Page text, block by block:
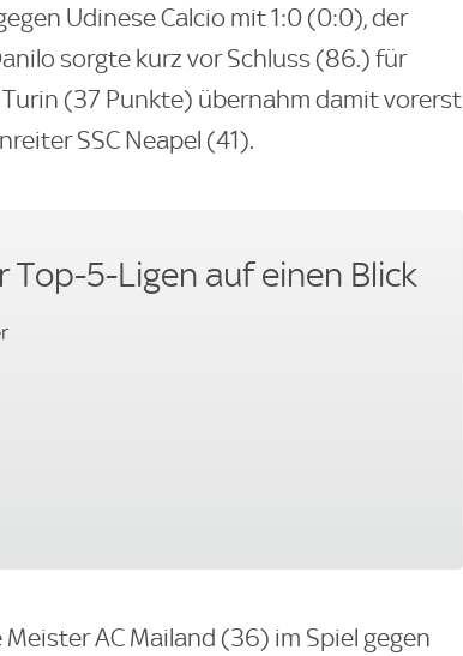
Udinese Calcio mit 1:0 (0:0), der
sorgte kurz vor Schluss (86.) für
(37 Punkte) übernahm damit vorerst
SSC Neapel (41).
5-Ligen auf einen Blick
AC Mailand (36) im Spiel gegen